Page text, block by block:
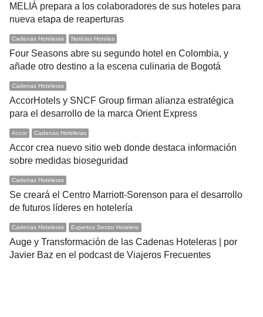
MELIÁ prepara a los colaboradores de sus hoteles para
nueva etapa de reaperturas
Cadenas Hoteleras Noticias Hoteles
Four Seasons abre su segundo hotel en Colombia, y
añade otro destino a la escena culinaria de Bogotá
Cadenas Hoteleras
AccorHotels y SNCF Group firman alianza estratégica
para el desarrollo de la marca Orient Express
Accor Cadenas Hoteleras
Accor crea nuevo sitio web donde destaca información
sobre medidas bioseguridad
Cadenas Hoteleras
Se creará el Centro Marriott-Sorenson para el desarrollo
de futuros líderes en hotelería
Cadenas Hoteleras Expertos Sector Hotelero
Auge y Transformación de las Cadenas Hoteleras | por
Javier Baz en el podcast de Viajeros Frecuentes